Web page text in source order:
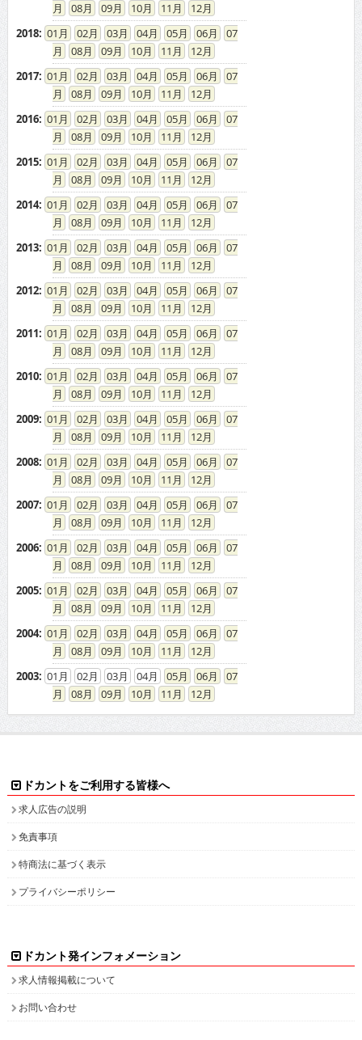
08
09 10 11
12
2018: 01 02 03 04 05 06
07
08
09 10 11
12
2017: 01 02 03 04 05 06
07
08
09 10 11
12
2016: 01 02 03 04 05 06
07
08
09 10 11
12
2015: 01 02 03 04 05 06
07
08
09 10 11
12
2014: 01 02 03 04 05 06
07
08
09 10 11
12
2013: 01 02 03 04 05 06
07
08
09 10 11
12
2012: 01 02 03 04 05 06
07
08
09 10 11
12
2011: 01 02 03 04 05 06
07
08
09 10 11
12
2010: 01 02 03 04 05 06
07
08
09 10 11
12
2009: 01 02 03 04 05 06
07
08
09 10 11
12
2008: 01 02 03 04 05 06
07
08
09 10 11
12
2007: 01 02 03 04 05 06
07
08
09 10 11
12
2006: 01 02 03 04 05 06
07
08
09 10 11
12
2005: 01 02 03 04 05 06
07
08
09 10 11
12
2004: 01 02 03 04 05 06
07
08
09 10 11
12
2003: 01 02 03 04 05 06
07
08
09 10 11 12
ドカントをご利用する皆様へ
求人広告の説明
免責事項
特商法に基づく表示
プライバシーポリシー
ドカント発インフォメーション
求人情報掲載について
お問い合わせ